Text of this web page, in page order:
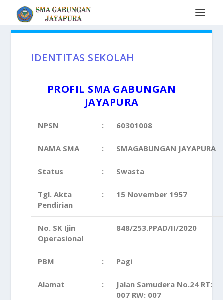
IDENTITAS SEKOLAH
PROFIL SMA GABUNGAN
JAYAPURA
NPSN : 60301008
NAMA SMA : SMAGABUNGAN JAYAPURA
Status : Swasta
Tgl. Akta
Pendirian
: 15 November 1957
No. SK Ijin
Operasional
848/253.PPAD/II/2020
PBM : Pagi
Alamat :
Jalan Samudera No.24 RT:
007 RW: 007